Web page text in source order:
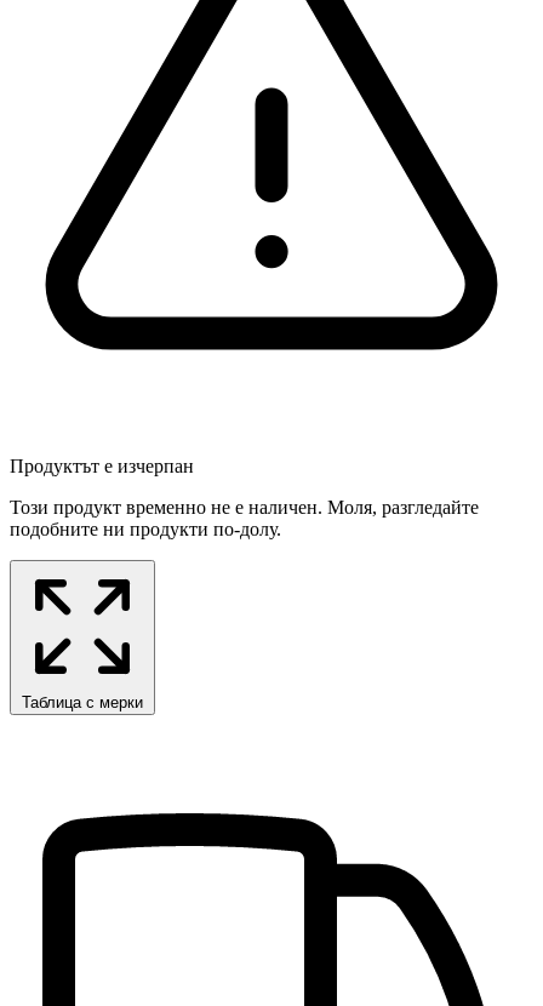
Продуктът е изчерпан
Този продукт временно не е наличен. Моля, разгледайте
подобните ни продукти по-долу.
Таблица с мерки